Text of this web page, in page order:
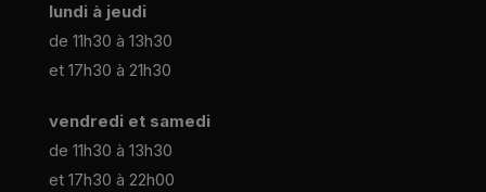
lundi à jeudi
de 11h30 à 13h30
et 17h30 à 21h30
vendredi et samedi
de 11h30 à 13h30
et 17h30 à 22h00